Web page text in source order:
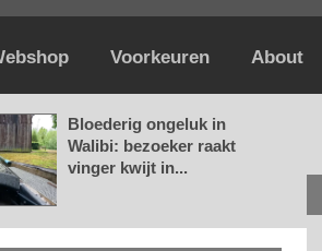
Voorkeuren About
Bloederig ongeluk in
Walibi: bezoeker raakt
vinger kwijt in...